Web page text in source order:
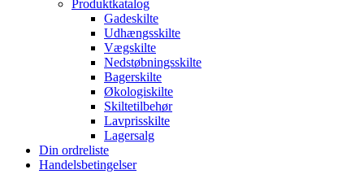
Produktkatalog
Gadeskilte
Udhængsskilte
Vægskilte
Nedstøbningsskilte
Bagerskilte
Økologiskilte
Skiltetilbehør
Lavprisskilte
Lagersalg
Din ordreliste
Handelsbetingelser